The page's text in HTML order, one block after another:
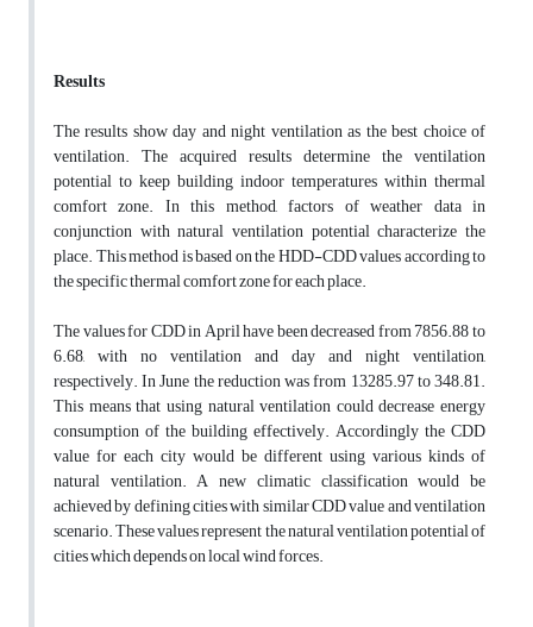
Results
The results show day and night ventilation as the best choice of
ventilation. The acquired results determine the ventilation
potential to keep building indoor temperatures within thermal
comfort zone. In this method, factors of weather data in
conjunction with natural ventilation potential characterize the
place. This method is based on the HDD-CDD values according to
the specific thermal comfort zone for each place.
The values for CDD in April have been decreased from 7856.88 to
6.68, with no ventilation and day and night ventilation,
respectively. In June the reduction was from 13285.97 to 348.81.
This means that using natural ventilation could decrease energy
consumption of the building effectively. Accordingly the CDD
value for each city would be different using various kinds of
natural ventilation. A new climatic classification would be
achieved by defining cities with similar CDD value and ventilation
scenario. These values represent the natural ventilation potential of
cities which depends on local wind forces.